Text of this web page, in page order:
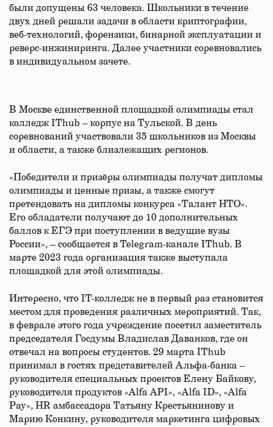
были допущены 63 человека. Школьники в течение
двух дней решали задачи в области криптографии,
веб-технологий, форензики, бинарной эксплуатации и
реверс-инжиниринга. Далее участники соревновались
в индивидуальном зачете.
В Москве единственной площадкой олимпиады стал
колледж IThub – корпус на Тульской. В день
соревнований участвовали 35 школьников из Москвы
и области, а также близлежащих регионов.
«Победители и призёры олимпиады получат дипломы
олимпиады и ценные призы, а также смогут
претендовать на дипломы конкурса «Талант НТО».
Его обладатели получают до 10 дополнительных
баллов к ЕГЭ при поступлении в ведущие вузы
России», – сообщается в Telegram-канале IThub. В
марте 2023 года организация также выступала
площадкой для этой олимпиады.
Интересно, что IT-колледж не в первый раз становится
местом для проведения различных мероприятий. Так,
в феврале этого года учреждение посетил заместитель
председателя Госдумы Владислав Даванков, где он
отвечал на вопросы студентов. 29 марта IThub
принимал в гостях представителей Альфа-банка –
руководителя специальных проектов Елену Байкову,
руководителя продуктов «Alfa API», «Alfa ID», «Alfa
Pay», HR амбассадора Татьяну Крестьянинову и
Марию Конкину, руководителя маркетинга цифровых